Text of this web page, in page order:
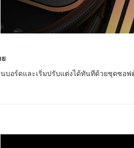
ย
นบอร์ดและเริ่มปรับแต่งได้ทันทีด้วยชุดซอฟ